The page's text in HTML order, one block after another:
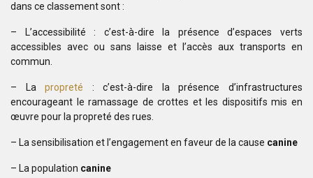
dans ce classement sont :
– L’accessibilité : c’est-à-dire la présence d’espaces verts
accessibles avec ou sans laisse et l’accès aux transports en
commun.
– Lapropreté : c’est-à-dire la présence d’infrastructures
encourageant le ramassage de crottes et les dispositifs mis en
œuvre pour la propreté des rues.
– La sensibilisation et l’engagement en faveur de la cause canine
– La population canine